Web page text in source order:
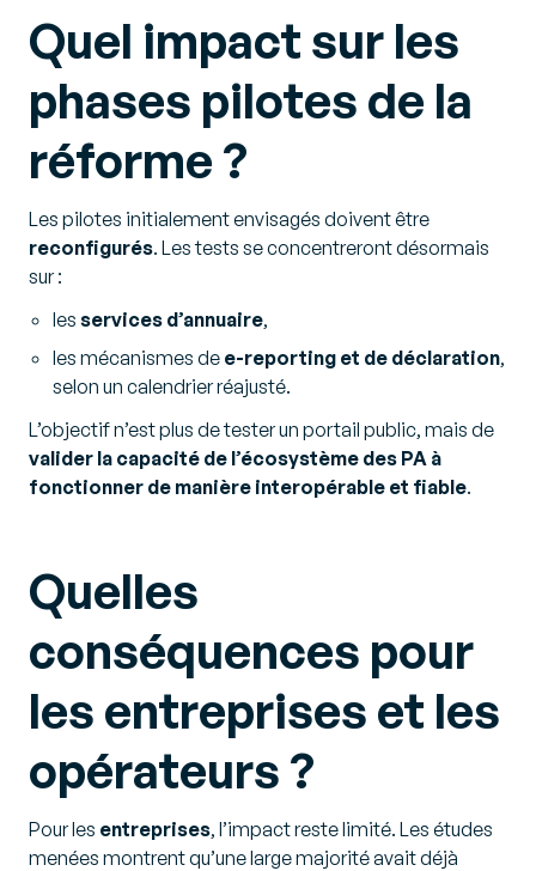
Quel impact sur les
phases pilotes de la
réforme ?
Les pilotes initialement envisagés doivent être
reconfigurés. Les tests se concentreront désormais
sur :
les services d’annuaire,
les mécanismes de e-reporting et de déclaration,
selon un calendrier réajusté.
L’objectif n’est plus de tester un portail public, mais de
valider la capacité de l’écosystème des PA à
fonctionner de manière interopérable et fiable.
Quelles
conséquences pour
les entreprises et les
opérateurs ?
Pour les entreprises, l’impact reste limité. Les études
menées montrent qu’une large majorité avait déjà